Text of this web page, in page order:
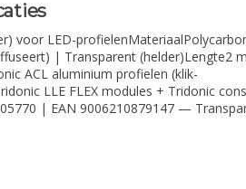
voor LED-
| Transparent (helder)Lengte2
ACL aluminium profielen (klik-
LLE FLEX modules + Tridonic
| EAN 9006210879147 —